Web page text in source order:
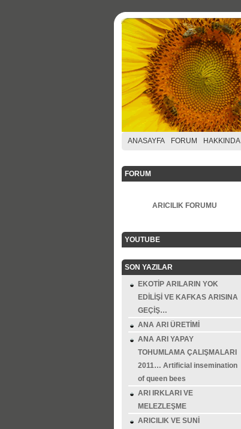
ANASAYFA FORUM HAKKINDA
FORUM
ARICILIK FORUMU
YOUTUBE
SON YAZILAR
EKOTİP ARILARIN YOK
EDİLİŞİ VE KAFKAS ARISINA
GEÇİŞ…
ANA ARI ÜRETİMİ
ANA ARI YAPAY
TOHUMLAMA ÇALIŞMALARI
2011… Artificial insemination
of queen bees
ARI IRKLARI VE
MELEZLEŞME
ARICILIK VE SUNİ